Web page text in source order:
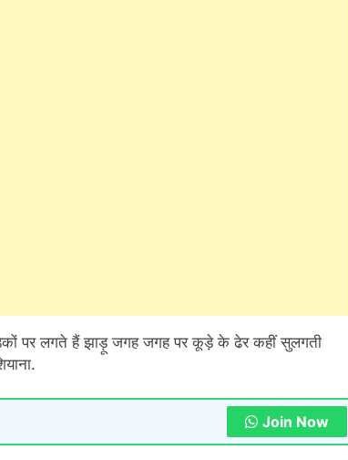
पर लगते हैं झाड़ू जगह जगह पर कूड़े के ढेर कहीं सुलगती
Join Now